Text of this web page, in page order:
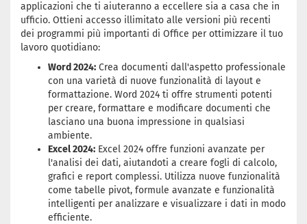
applicazioni che ti aiuteranno a eccellere sia a casa che in
ufficio. Ottieni accesso illimitato alle versioni più recenti
dei programmi più importanti di Office per ottimizzare il tuo
lavoro quotidiano:
Word 2024: Crea documenti dall'aspetto professionale
con una varietà di nuove funzionalità di layout e
formattazione. Word 2024 ti offre strumenti potenti
per creare, formattare e modificare documenti che
lasciano una buona impressione in qualsiasi
ambiente.
Excel 2024: Excel 2024 offre funzioni avanzate per
l'analisi dei dati, aiutandoti a creare fogli di calcolo,
grafici e report complessi. Utilizza nuove funzionalità
come tabelle pivot, formule avanzate e funzionalità
intelligenti per analizzare e visualizzare i dati in modo
efficiente.